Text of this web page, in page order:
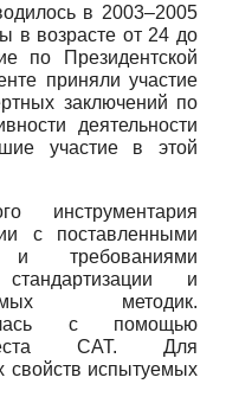
в 2003–2005
в возрасте от 24 до
по Президентской
приняли участие
заключений по
деятельности
участие в этой
инструментария
с поставленными
и требованиями
и
методик.
с помощью
теста САТ. Для
свойств испытуемых